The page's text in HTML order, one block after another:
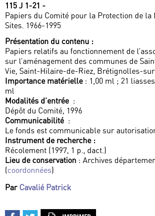
115 J 1-21 -
Papiers du Comité pour la Protection de la
Sites. 1966-1995
Présentation du contenu :
Papiers relatifs au fonctionnement de
sur l’aménagement des communes de
Vie, Saint-Hilaire-de-Riez, Brétignolles-
Importance matérielle: 1,00 ml ; 21
ml
Modalités d’entrée :
Dépôt du Comité, 1996
Communicabilité :
Le fonds est communicable sur
Instrument de recherche :
Récolement (1997, 1 p., dact.)
Lieu de conservation : Archives
(coordonnées)
Par Cavalié Patrick